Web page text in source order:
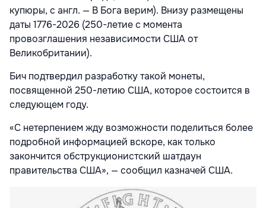
купюры, с англ. — В Бога верим). Внизу размещены
даты 1776-2026 (250-летие с момента
провозглашения независимости США от
Великобритании).
Бич подтвердил разработку такой монеты,
посвященной 250-летию США, которое состоится в
следующем году.
«С нетерпением жду возможности поделиться более
подробной информацией вскоре, как только
закончится обструкционистский шатдаун
правительства США», — сообщил казначей США.